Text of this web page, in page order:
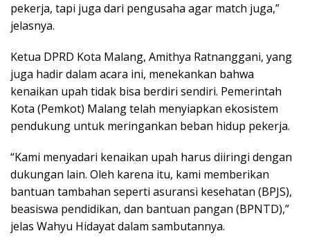
pekerja, tapi juga dari pengusaha agar match juga,”
jelasnya.
Ketua DPRD Kota Malang, Amithya Ratnanggani, yang
juga hadir dalam acara ini, menekankan bahwa
kenaikan upah tidak bisa berdiri sendiri. Pemerintah
Kota (Pemkot) Malang telah menyiapkan ekosistem
pendukung untuk meringankan beban hidup pekerja.
“Kami menyadari kenaikan upah harus diiringi dengan
dukungan lain. Oleh karena itu, kami memberikan
bantuan tambahan seperti asuransi kesehatan (BPJS),
beasiswa pendidikan, dan bantuan pangan (BPNTD),”
jelas Wahyu Hidayat dalam sambutannya.